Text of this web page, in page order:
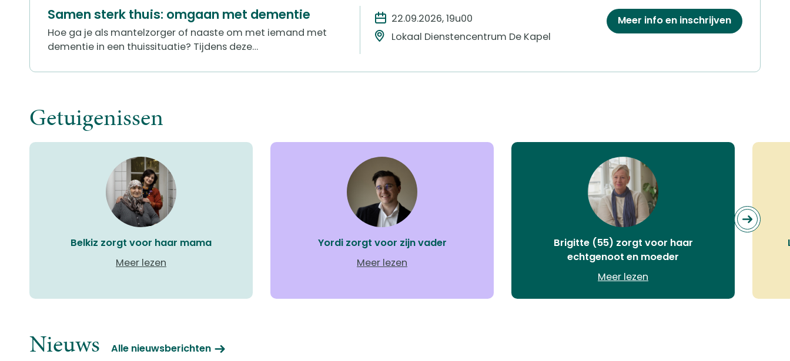
Samen sterk thuis: omgaan met dementie
Hoe ga je als mantelzorger of naaste om met iemand met
dementie in een thuissituatie? Tijdens deze…
22.09.2026, 19u00
Lokaal Dienstencentrum De Kapel
Meer info en inschrijven
Getuigenissen
Belkiz zorgt voor haar mama
Meer lezen
Yordi zorgt voor zijn vader
Meer lezen
Brigitte (55) zorgt voor haar
echtgenoot en moeder
Meer lezen
Nieuws Alle nieuwsberichten